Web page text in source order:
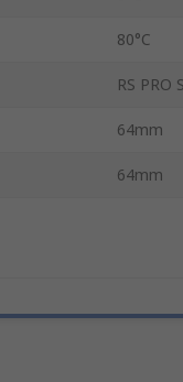
80°C
RS PRO
64mm
64mm